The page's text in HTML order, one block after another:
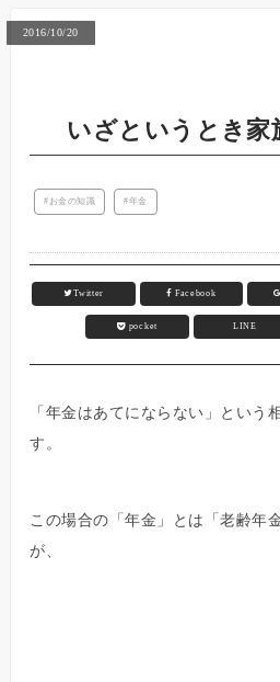
2016/10/20
いざというとき家
お金の知識 年金
Twitter Facebook
pocket LINE
「年金はあてにならない」という
す。
この場合の「年金」とは「老齢年
が、